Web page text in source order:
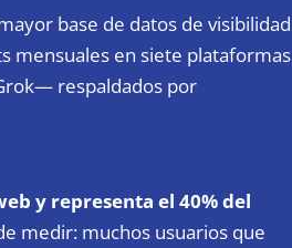
base de datos de visibilidad
mensuales en siete plataformas
respaldados por
y representa el 40% del
medir: muchos usuarios que